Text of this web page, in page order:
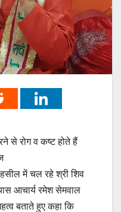
से रोग व कष्ट होते हैं
में चल रहे श्री शिव
आचार्य रमेश सेमवाल
बताते हुए कहा कि